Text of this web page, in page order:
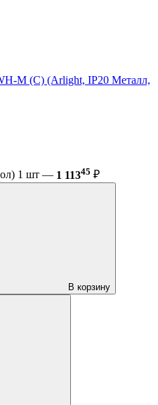
M (C) (Arlight, IP20 Металл,
1 шт — 1 11345 ₽
В корзину